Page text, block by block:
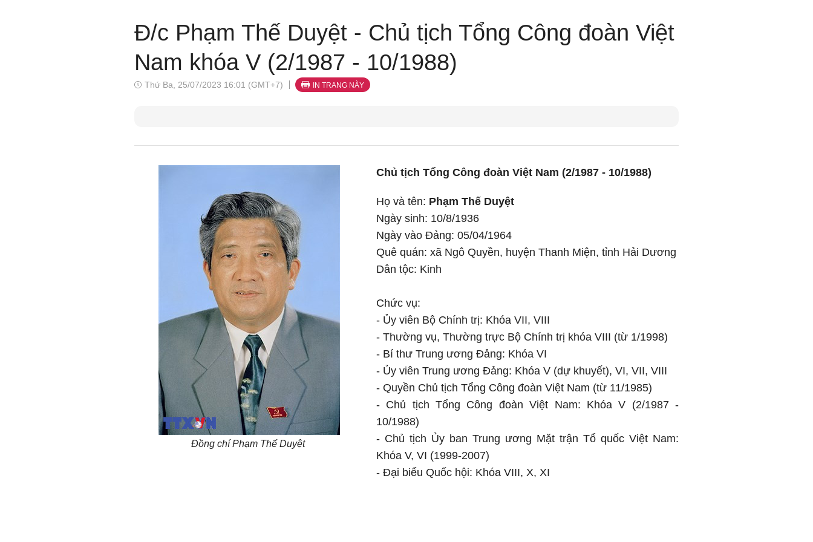
Đ/c Phạm Thế Duyệt - Chủ tịch Tổng Công đoàn Việt
Nam khóa V (2/1987 - 10/1988)
Thứ Ba, 25/07/2023 16:01 (GMT+7) IN TRANG NÀY
Đồng chí Phạm Thế Duyệt
Chủ tịch Tổng Công đoàn Việt Nam (2/1987 - 10/1988)
Họ và tên: Phạm Thế Duyệt
Ngày sinh: 10/8/1936
Ngày vào Đảng: 05/04/1964
Quê quán: xã Ngô Quyền, huyện Thanh Miện, tỉnh Hải Dương
Dân tộc: Kinh
Chức vụ:
- Ủy viên Bộ Chính trị: Khóa VII, VIII
- Thường vụ, Thường trực Bộ Chính trị khóa VIII (từ 1/1998)
- Bí thư Trung ương Đảng: Khóa VI
- Ủy viên Trung ương Đảng: Khóa V (dự khuyết), VI, VII, VIII
- Quyền Chủ tịch Tổng Công đoàn Việt Nam (từ 11/1985)
- Chủ tịch Tổng Công đoàn Việt Nam: Khóa V (2/1987 -
10/1988)
- Chủ tịch Ủy ban Trung ương Mặt trận Tổ quốc Việt Nam:
Khóa V, VI (1999-2007)
- Đại biểu Quốc hội: Khóa VIII, X, XI